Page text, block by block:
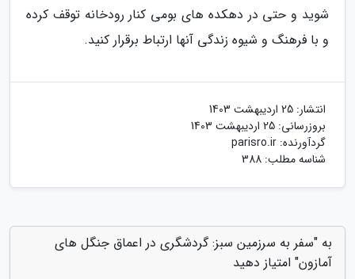
شوید و حتی در دهکده های بومی کنار رودخانه توقف کرده
و با فرهنگ و شیوه زندگی آنها ارتباط برقرار کنید.
انتشار: 25 اردیبهشت 1403
بروزرسانی: 25 اردیبهشت 1403
گردآورنده: parisro.ir
شناسه مطلب: 388
به "سفر به سرزمین سبز: گردشگری در اعماق جنگل های
آمازون" امتیاز دهید